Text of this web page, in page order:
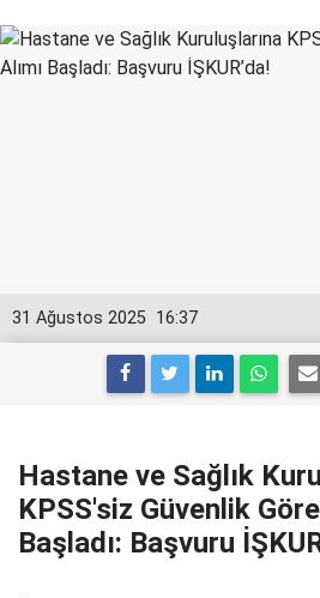
16:37
31 Ağustos 2025
Hastane ve Sağlık
KPSS'siz Güvenlik
Başladı: Başvuru